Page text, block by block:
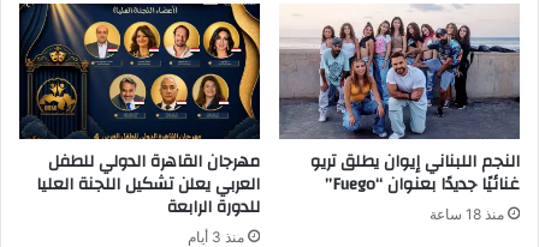
إ
ك
ت
ر
و
ن
ي
النجم اللبناني إيوان يطلق تريو
غنائيًا جديدًا بعنوان “Fuego”
منذ 18 ساعة
مهرجان القاهرة الدولي للطفل
العربي يعلن تشكيل اللجنة العليا
للدورة الرابعة
منذ 3 أيام